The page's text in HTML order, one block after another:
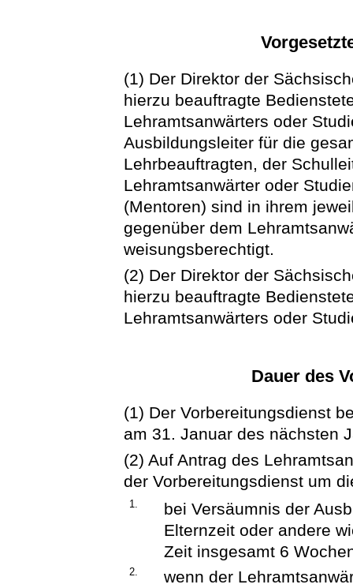
(1) Der Direktor der
hierzu beauftragte
Lehramtsanwärters oder
Ausbildungsleiter für die
Lehrbeauftragten, der
Lehramtsanwärter oder
(Mentoren) sind in ihrem
gegenüber dem
weisungsberechtigt.
(2) Der Direktor der
hierzu beauftragte
Lehramtsanwärters oder
Dauer des
(1) Der Vorbereitungsdienst
am 31. Januar des nächsten
(2) Auf Antrag des
der Vorbereitungsdienst um
1.
bei Versäumnis der
Elternzeit oder andere
Zeit insgesamt 6
2.
wenn der